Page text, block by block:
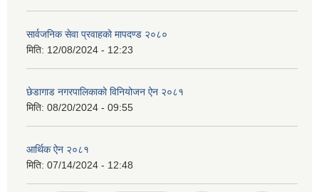
सार्वजनिक सेवा प्रवाहको मापदण्ड २०८०
मिति: 12/08/2024 - 12:23
छेडागाड नगरपालिकाको विनियोजन ऐन २०८१
मिति: 08/20/2024 - 09:55
आर्थिक ऐन २०८१
मिति: 07/14/2024 - 12:48